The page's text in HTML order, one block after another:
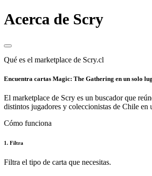
Acerca de Scry
Qué es el marketplace de Scry.cl
Encuentra cartas Magic: The Gathering en un solo
El marketplace de Scry es un buscador que
distintos jugadores y coleccionistas de Chile en
Cómo funciona
1. Filtra
Filtra el tipo de carta que necesitas.